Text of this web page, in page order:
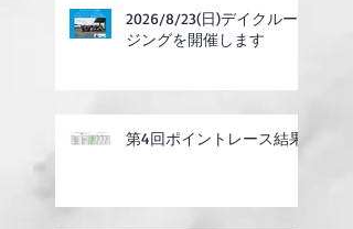
2026/8/23(日)デイクルー
ジングを開催します
第4回ポイントレース結果